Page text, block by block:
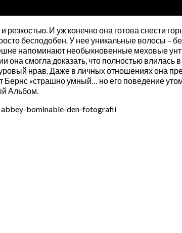
И уж конечно она готова снести
бесподобен. У нее уникальные волосы –
напоминают необыкновенные меховые
смогла доказать, что полностью влилась
нрав. Даже в личных отношениях она
«страшно умный… но его поведение
Альбом.
abbey-bominable-den-fotografii